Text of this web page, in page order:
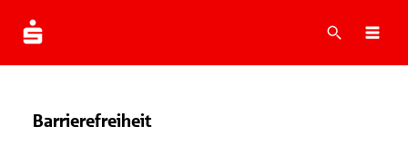
Suche
Barrierefreiheit